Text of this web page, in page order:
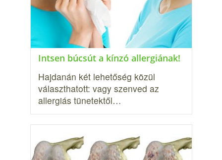
Intsen búcsút a kínzó allergiának!
Hajdanán két lehetőség közül
választhatott: vagy szenved az
allergiás tünetektől…